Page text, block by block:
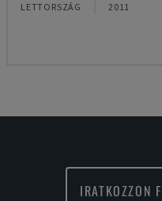
LETTORSZÁG 2011
IRATKOZZON